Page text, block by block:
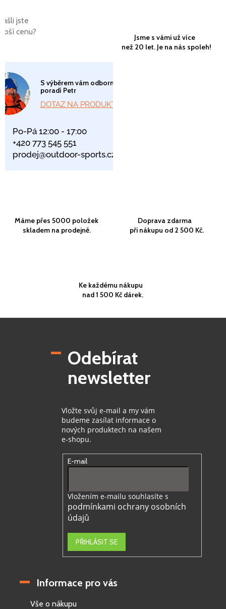
jste
cenu?
S výběrem vám odborně
poradí Petr
DOTAZ NA PRODUKT
Po-Pá 12:00 - 17:00
+420 773 545 551
prodej@outdoor-sports.cz
Jsme s vámi už více
než 20 let. Je na nás spoleh!
Máme přes 5000 položek
skladem na prodejně.
Doprava zdarma
při nákupu od 2 500 Kč.
Ke každému nákupu
nad 1 500 Kč dárek.
Odebírat
newsletter
Vložte svůj e-mail a my vám
budeme zasílat informace o
nových produktech na našem
e-shopu.
E-mail
Vložením e-mailu souhlasíte s
podmínkami ochrany osobních
údajů
PŘIHLÁSIT SE
Informace pro vás
Vše o nákupu